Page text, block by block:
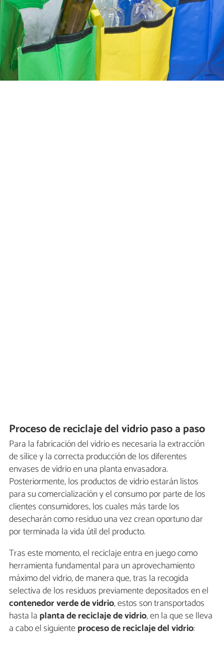
Proceso de reciclaje del vidrio paso a paso
Para la fabricación del vidrio es necesaria la extracción
de sílice y la correcta producción de los diferentes
envases de vidrio en una planta envasadora.
Posteriormente, los productos de vidrio estarán listos
para su comercialización y el consumo por parte de los
clientes consumidores, los cuales más tarde los
desecharán como residuo una vez crean oportuno dar
por terminada la vida útil del producto.
Tras este momento, el reciclaje entra en juego como
herramienta fundamental para un aprovechamiento
máximo del vidrio, de manera que, tras la recogida
selectiva de los residuos previamente depositados en el
contenedor verde de vidrio, estos son transportados
hasta la planta de reciclaje de vidrio, en la que se lleva
a cabo el siguienteproceso de reciclaje del vidrio: